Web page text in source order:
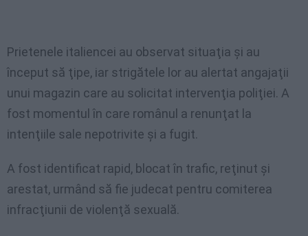
Prietenele italiencei au observat situaţia şi au
început să ţipe, iar strigătele lor au alertat angajaţii
unui magazin care au solicitat intervenţia poliţiei. A
fost momentul în care românul a renunţat la
intenţiile sale nepotrivite şi a fugit.
A fost identificat rapid, blocat în trafic, reţinut şi
arestat, urmând să fie judecat pentru comiterea
infracţiunii de violenţă sexuală.